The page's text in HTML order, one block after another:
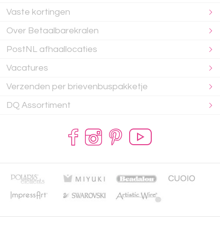
Vaste kortingen
Over Betaalbarekralen
PostNL afhaallocaties
Vacatures
Verzenden per brievenbuspakketje
DQ Assortiment